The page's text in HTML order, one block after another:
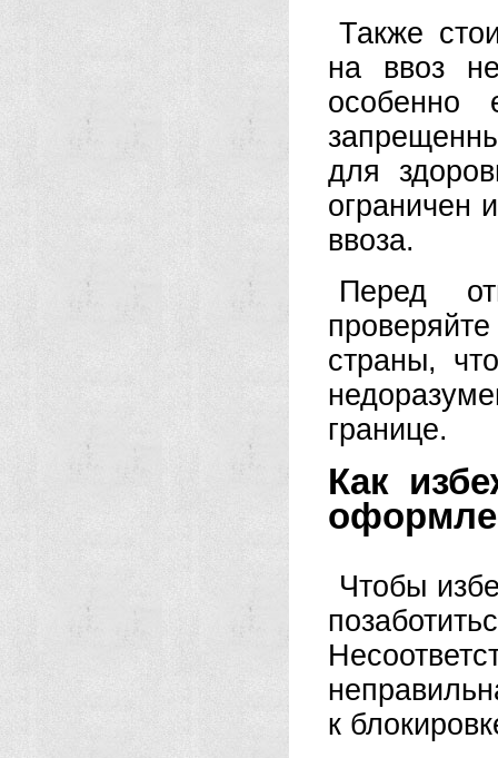
Также
на ввоз
особенно
для
ограничен
ввоза.
Перед
страны,
границе.
Как
Чтобы
к